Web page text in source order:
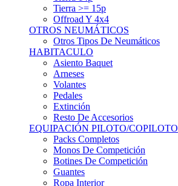
Tierra >= 15p
Offroad Y 4x4
OTROS NEUMÁTICOS
Otros Tipos De Neumáticos
HABITACULO
Asiento Baquet
Arneses
Volantes
Pedales
Extinción
Resto De Accesorios
EQUIPACIÓN PILOTO/COPILOTO
Packs Completos
Monos De Competición
Botines De Competición
Guantes
Ropa Interior